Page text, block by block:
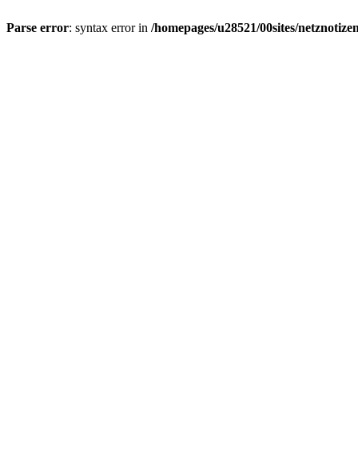
Parse error: syntax error in /homepages/u28521/00sites/